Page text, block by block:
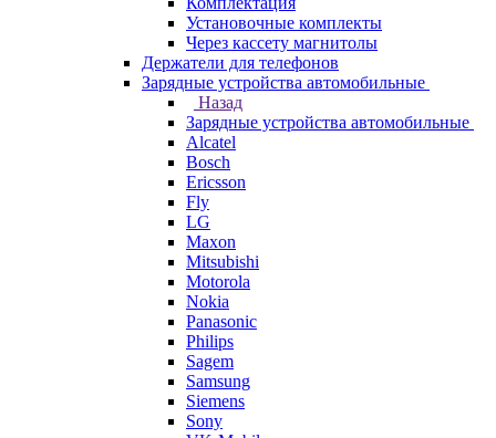
Установочные комплекты
Через кассету магнитолы
Держатели для телефонов
Зарядные устройства автомобильные
Назад
Зарядные устройства автомобильные
Alcatel
Bosch
Ericsson
Fly
LG
Maxon
Mitsubishi
Motorola
Nokia
Panasonic
Philips
Sagem
Samsung
Siemens
Sony